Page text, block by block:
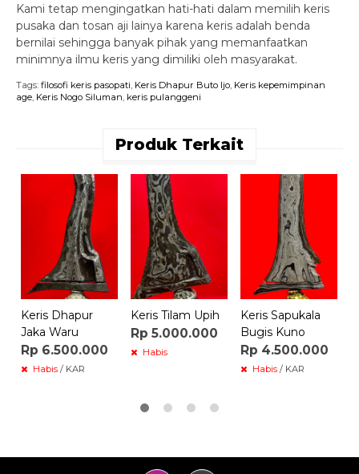
Kami tetap mengingatkan hati-hati dalam memilih keris
pusaka dan tosan aji lainya karena keris adalah benda
bernilai sehingga banyak pihak yang memanfaatkan
minimnya ilmu keris yang dimiliki oleh masyarakat.
Tags: filosofi keris pasopati, Keris Dhapur Buto Ijo, Keris kepemimpinan
age, Keris Nogo Siluman, keris pulanggeni
Produk Terkait
Keris Dhapur
Jaka Waru
Rp 6.500.000
Habis / KAR
Keris Tilam Upih
Rp 5.000.000
Habis
Keris Sapukala
Bugis Kuno
Rp 4.500.000
Habis / KAR